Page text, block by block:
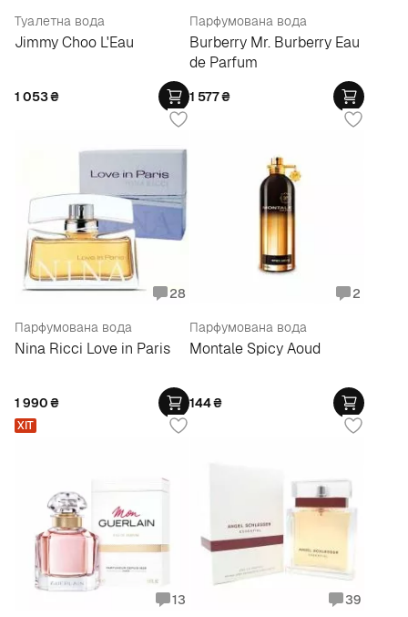
Туалетна вода
Jimmy Choo L'Eau
1 053₴
Парфумована вода
Burberry Mr. Burberry Eau
de Parfum
1 577₴
28
Парфумована вода
Nina Ricci Love in Paris
1 990₴
2
Парфумована вода
Montale Spicy Aoud
144₴
13
ХІТ
39